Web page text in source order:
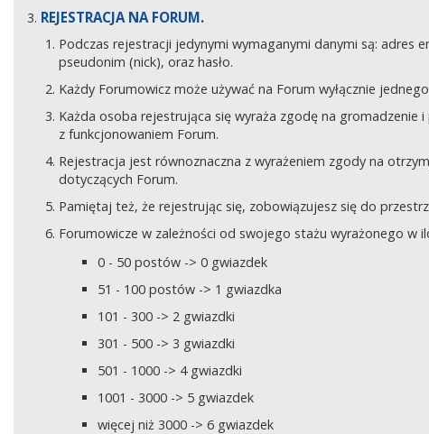
REJESTRACJA NA FORUM.
Podczas rejestracji jedynymi wymaganymi danymi są: adres
pseudonim (nick), oraz hasło.
Każdy Forumowicz może używać na Forum wyłącznie
Każda osoba rejestrująca się wyraża zgodę na gromadzenie
z funkcjonowaniem Forum.
Rejestracja jest równoznaczna z wyrażeniem zgody na
dotyczących Forum.
Pamiętaj też, że rejestrując się, zobowiązujesz się do
Forumowicze w zależności od swojego stażu wyrażonego w
0 - 50 postów -> 0 gwiazdek
51 - 100 postów -> 1 gwiazdka
101 - 300 -> 2 gwiazdki
301 - 500 -> 3 gwiazdki
501 - 1000 -> 4 gwiazdki
1001 - 3000 -> 5 gwiazdek
więcej niż 3000 -> 6 gwiazdek